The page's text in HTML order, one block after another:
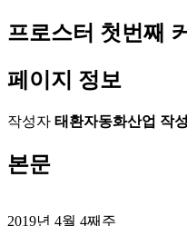
프로스터 첫번째
페이지 정보
작성자 태환자동화산업 작
본문
2019년 4월 4째주